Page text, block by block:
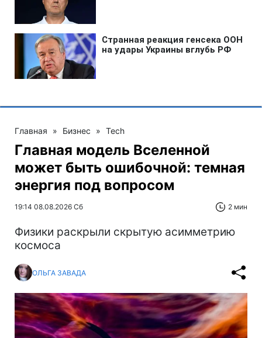
Главная » Бизнес » Tech
Главная модель Вселенной
может быть ошибочной: темная
энергия под вопросом
19:14 08.08.2026 Сб 2 мин
Физики раскрыли скрытую асимметрию
космоса
ОЛЬГА ЗАВАДА